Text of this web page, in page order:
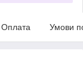
Оплата Умови